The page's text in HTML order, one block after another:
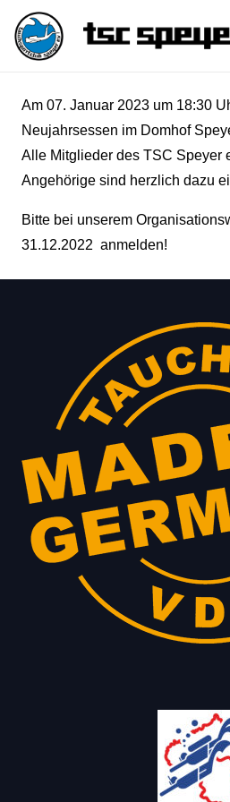
Am 07. Januar 2023 um 18:30
Neujahrsessen im Domhof
Alle Mitglieder des TSC Speyer
Angehörige sind herzlich dazu
Bitte bei unserem
31.12.2022 anmelden!